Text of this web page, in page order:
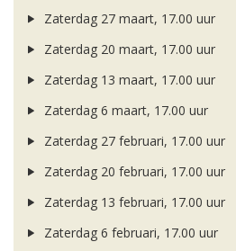
Zaterdag 27 maart, 17.00 uur
Zaterdag 20 maart, 17.00 uur
Zaterdag 13 maart, 17.00 uur
Zaterdag 6 maart, 17.00 uur
Zaterdag 27 februari, 17.00 uur
Zaterdag 20 februari, 17.00 uur
Zaterdag 13 februari, 17.00 uur
Zaterdag 6 februari, 17.00 uur